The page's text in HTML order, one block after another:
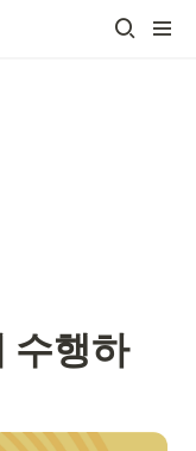
수행하